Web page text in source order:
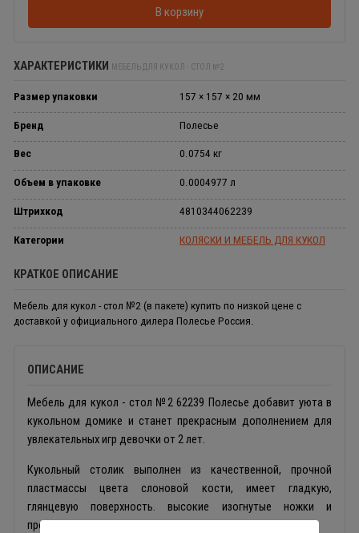
В корзину
ХАРАКТЕРИСТИКИ МЕБЕЛЬ ДЛЯ КУКОЛ - СТОЛ №2
Размер упаковки 157 × 157 × 20 мм
Бренд Полесье
Вес 0.0754 кг
Объем в упаковке 0.0004977 л
Штрихкод 4810344062239
Категории КОЛЯСКИ И МЕБЕЛЬ ДЛЯ КУКОЛ
КРАТКОЕ ОПИСАНИЕ
Мебель для кукол - стол №2 (в пакете) купить по низкой цене с
доставкой у официального дилера Полесье Россия.
ОПИСАНИЕ
Мебель для кукол - стол №2 62239 Полесье добавит уюта в
кукольном домике и станет прекрасным дополнением для
увлекательных игр девочки от 2 лет.
Кукольный столик выполнен из качественной, прочной
пластмассы цвета слоновой кости, имеет гладкую,
глянцевую поверхность. высокие изогнутые ножки и
прозрачную столешницу.